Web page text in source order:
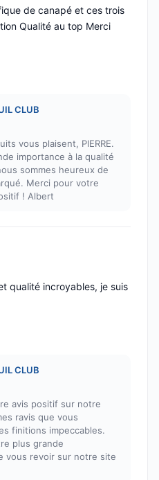
de canapé et ces trois
Qualité au top Merci
CLUB
vous plaisent, PIERRE.
importance à la qualité
sommes heureux de
Merci pour votre
! Albert
qualité incroyables, je suis
CLUB
avis positif sur notre
ravis que vous
finitions impeccables.
plus grande
vous revoir sur notre site